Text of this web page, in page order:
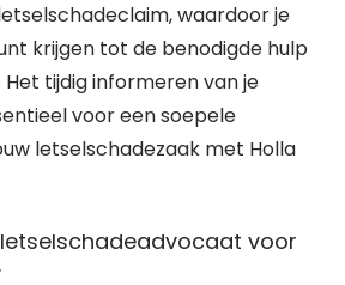
waardoor je
krijgen tot de benodigde hulp
tijdig informeren van je
voor een soepele
letselschadezaak met Holla
voor